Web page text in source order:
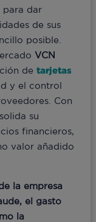
para dar
de sus
posible.
VCN
de tarjetas
y el control
Con
su
financieros,
valor añadido
la empresa
el gasto
la